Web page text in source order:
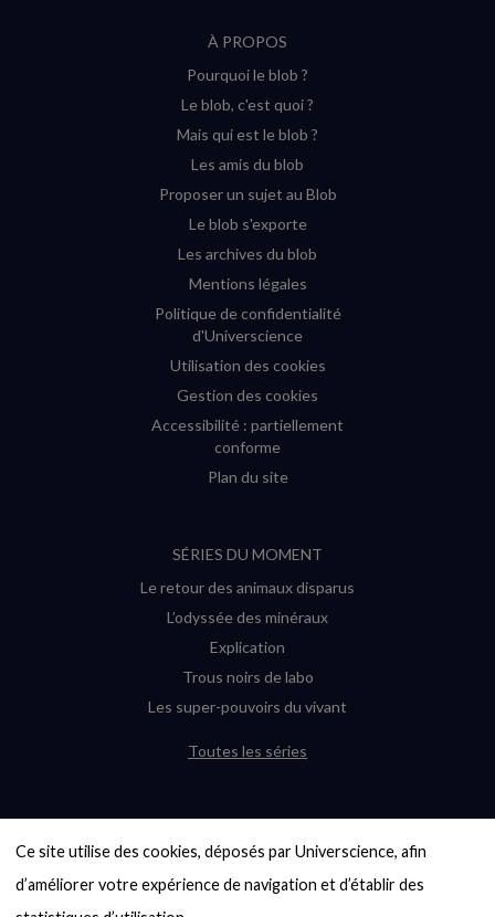
Ce site utilise des cookies, déposés par Universcience, afin
d’améliorer votre expérience de navigation et d’établir des
Instagram
(nouvelle
sur
Facebook
(nouvelle
À PROPOS
Pourquoi le blob ?
Le blob, c'est quoi ?
Mais qui est le blob ?
Les amis du blob
Proposer un sujet au Blob
Le blob s'exporte
Les archives du blob
Mentions légales
Politique de confidentialité
d'Universcience
Utilisation des cookies
Gestion des cookies
Accessibilité : partiellement
conforme
Plan du site
SÉRIES DU MOMENT
Le retour des animaux disparus
L’odyssée des minéraux
Explication
Trous noirs de labo
Les super-pouvoirs du vivant
Toutes les séries
6000 exoplanètes, et pas de « Terre »
en vue ?